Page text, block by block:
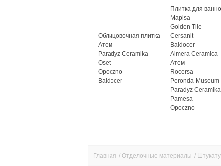
Облицовочная плитка
Атем
Paradyz Ceramika
Oset
Opoczno
Baldocer
Плитка для
Mapisa
Golden Tile
Cersanit
Baldocer
Almera Ceramica
Атем
Rocersa
Peronda-Museum
Paradyz Ceramika
Pamesa
Opoczno
Главная / Отделочные материалы /